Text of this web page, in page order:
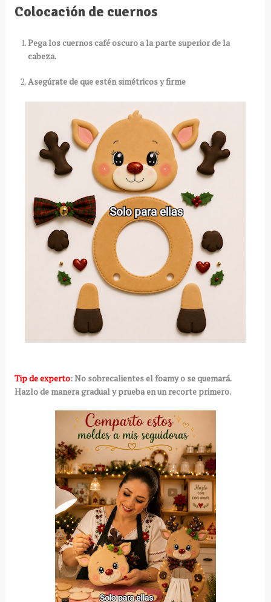
Colocación de cuernos
Pega los cuernos café oscuro a la parte superior de la
cabeza.
Asegúrate de que estén simétricos y firme
Tip de experto: No sobrecalientes el foamy o se quemará.
Hazlo de manera gradual y prueba en un recorte primero.